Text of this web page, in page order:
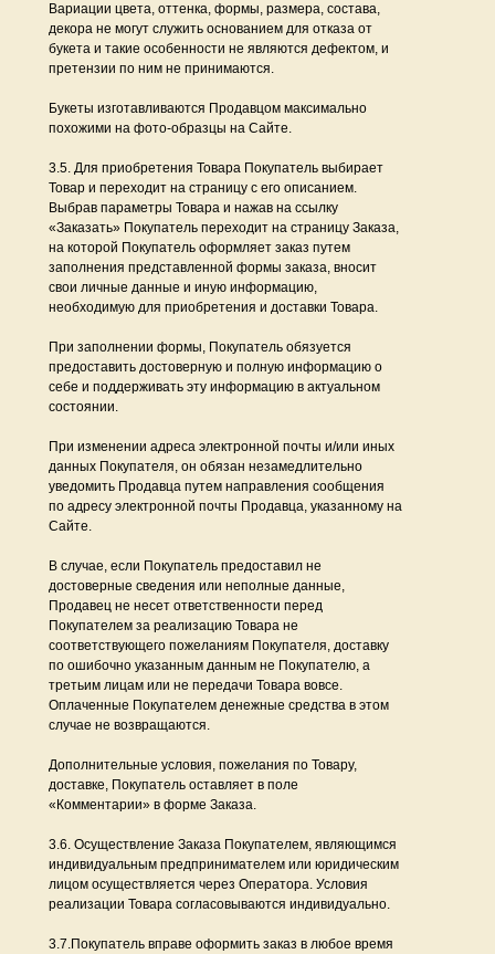
Вариации цвета, оттенка, формы, размера, состава,
декора не могут служить основанием для отказа от
букета и такие особенности не являются дефектом, и
претензии по ним не принимаются.
Букеты изготавливаются Продавцом максимально
похожими на фото-образцы на Сайте.
3.5. Для приобретения Товара Покупатель выбирает
Товар и переходит на страницу с его описанием.
Выбрав параметры Товара и нажав на ссылку
«Заказать» Покупатель переходит на страницу Заказа,
на которой Покупатель оформляет заказ путем
заполнения представленной формы заказа, вносит
свои личные данные и иную информацию,
необходимую для приобретения и доставки Товара.
При заполнении формы, Покупатель обязуется
предоставить достоверную и полную информацию о
себе и поддерживать эту информацию в актуальном
состоянии.
При изменении адреса электронной почты и/или иных
данных Покупателя, он обязан незамедлительно
уведомить Продавца путем направления сообщения
по адресу электронной почты Продавца, указанному на
Сайте.
В случае, если Покупатель предоставил не
достоверные сведения или неполные данные,
Продавец не несет ответственности перед
Покупателем за реализацию Товара не
соответствующего пожеланиям Покупателя, доставку
по ошибочно указанным данным не Покупателю, а
третьим лицам или не передачи Товара вовсе.
Оплаченные Покупателем денежные средства в этом
случае не возвращаются.
Дополнительные условия, пожелания по Товару,
доставке, Покупатель оставляет в поле
«Комментарии» в форме Заказа.
3.6. Осуществление Заказа Покупателем, являющимся
индивидуальным предпринимателем или юридическим
лицом осуществляется через Оператора. Условия
реализации Товара согласовываются индивидуально.
3.7.Покупатель вправе оформить заказ в любое время